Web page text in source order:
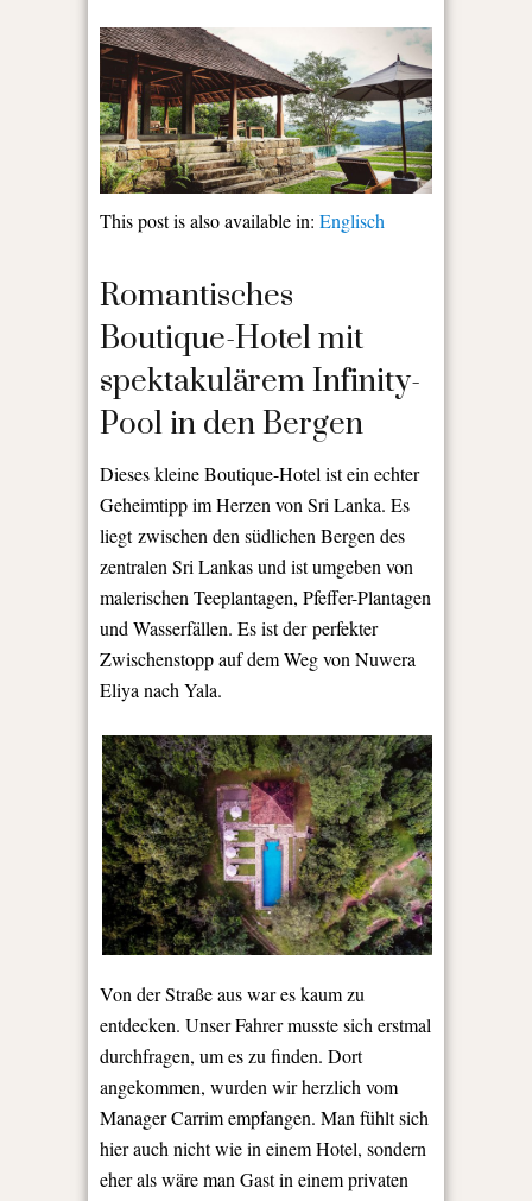
This post is also available in: Englisch
Romantisches
Boutique-Hotel mit
spektakulärem Infinity-
Pool in den Bergen
Dieses kleine Boutique-Hotel ist ein echter
Geheimtipp im Herzen von Sri Lanka. Es
liegtzwischen den südlichen Bergen des
zentralen Sri Lankas und ist umgeben von
malerischen Teeplantagen, Pfeffer-Plantagen
und Wasserfällen. Es ist derperfekter
Zwischenstopp auf dem Weg von Nuwera
Eliya nach Yala.
Von der Straße aus war es kaum zu
entdecken. Unser Fahrer musste sich erstmal
durchfragen, um es zu finden. Dort
angekommen, wurden wir herzlich vom
Manager Carrim empfangen. Man fühlt sich
hier auch nicht wie in einem Hotel, sondern
eher als wäre man Gast in einem privaten